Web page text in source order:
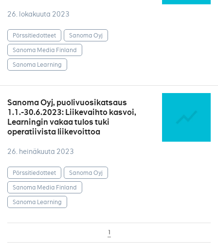
26. lokakuuta 2023
Pörssitiedotteet
Sanoma Oyj
Sanoma Media Finland
Sanoma Learning
Sanoma Oyj, puolivuosikatsaus
1.1.-30.6.2023: Liikevaihto kasvoi,
Learningin vakaa tulos tuki
operatiivista liikevoittoa
26. heinäkuuta 2023
Pörssitiedotteet
Sanoma Oyj
Sanoma Media Finland
Sanoma Learning
1